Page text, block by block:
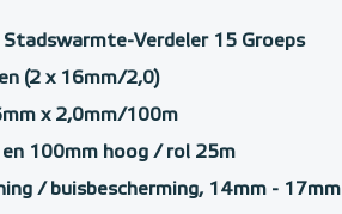
Verdeler 15 Groeps
(2 x 16mm/2,0)
x 2,0mm/100m
100mm hoog / rol 25m
/ buisbescherming, 14mm - 17mm